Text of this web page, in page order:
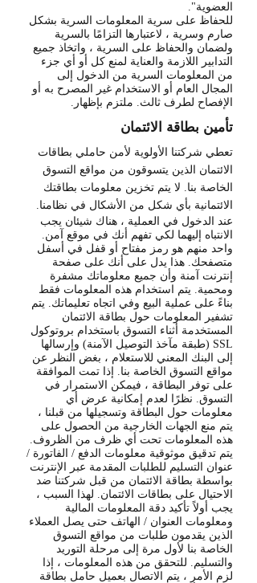
العضوية".
للحفاظ على سرية المعلومات السرية بشكل
صارم وسرية ، لاعتبارها التزامًا بالسرية
ولضمان والحفاظ على السرية ، واتخاذ جميع
التدابير اللازمة والعناية لمنع كل أو أي جزء
من المعلومات السرية من الدخول إلى
المجال العام أو الاستخدام غير المصرح به أو
الإفصاح لطرف ثالث. ملتزم بإظهار.
تأمين بطاقة الائتمان
تعطي شركتنا الأولوية لأمن حاملي بطاقات
الائتمان الذين يتسوقون من مواقع التسوق
الخاصة بنا. لا يتم تخزين معلومات بطاقتك
الائتمانية بأي شكل من الأشكال في نظامنا.
عند الدخول في العملية ، هناك شيئان يجب
الانتباه إليهما لكي تفهم أنك في موقع آمن.
واحد منهم هو رمز مفتاح أو قفل في أسفل
متصفحك. هذا يدل على أنك على صفحة
إنترنت آمنة وأن جميع معلوماتك مشفرة
ومحمية. يتم استخدام هذه المعلومات فقط
بناءً على عملية البيع وفي اتجاه تعليماتك. يتم
تشفير المعلومات حول بطاقة الائتمان
المستخدمة أثناء التسوق باستخدام بروتوكول
SSL (طبقة مآخذ التوصيل الآمنة) وإرسالها
إلى البنك المعني للاستعلام ، بغض النظر عن
مواقع التسوق الخاصة بنا. إذا تمت الموافقة
على توفر البطاقة ، فيمكن الاستمرار في
التسوق. نظرًا لعدم إمكانية عرض أي
معلومات حول البطاقة وتسجيلها من قبلنا ،
يتم منع الجهات الخارجية من الحصول على
هذه المعلومات تحت أي ظرف من الظروف.
يتم تدقيق موثوقية معلومات الدفع / الفاتورة /
عنوان التسليم للطلبات المقدمة عبر الإنترنت
بواسطة بطاقة الائتمان من قبل شركتنا ضد
الاحتيال على بطاقات الائتمان. لهذا السبب ،
يجب أولاً تأكيد دقة المعلومات المالية
ومعلومات العنوان / الهاتف حتى يصل العملاء
الذين يقدمون طلبات من مواقع التسوق
الخاصة بنا لأول مرة إلى مرحلة التوريد
والتسليم. للتحقق من هذه المعلومات ، إذا
لزم الأمر ، يتم الاتصال بعميل حامل بطاقة